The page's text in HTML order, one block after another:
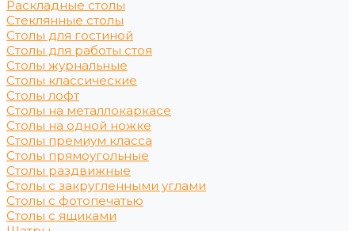
Раскладные столы
Стеклянные столы
Столы для гостиной
Столы для работы стоя
Столы журнальные
Столы классические
Столы лофт
Столы на металлокаркасе
Столы на одной ножке
Столы премиум класса
Столы прямоугольные
Столы раздвижные
Столы с закругленными углами
Столы с фотопечатью
Столы с ящиками